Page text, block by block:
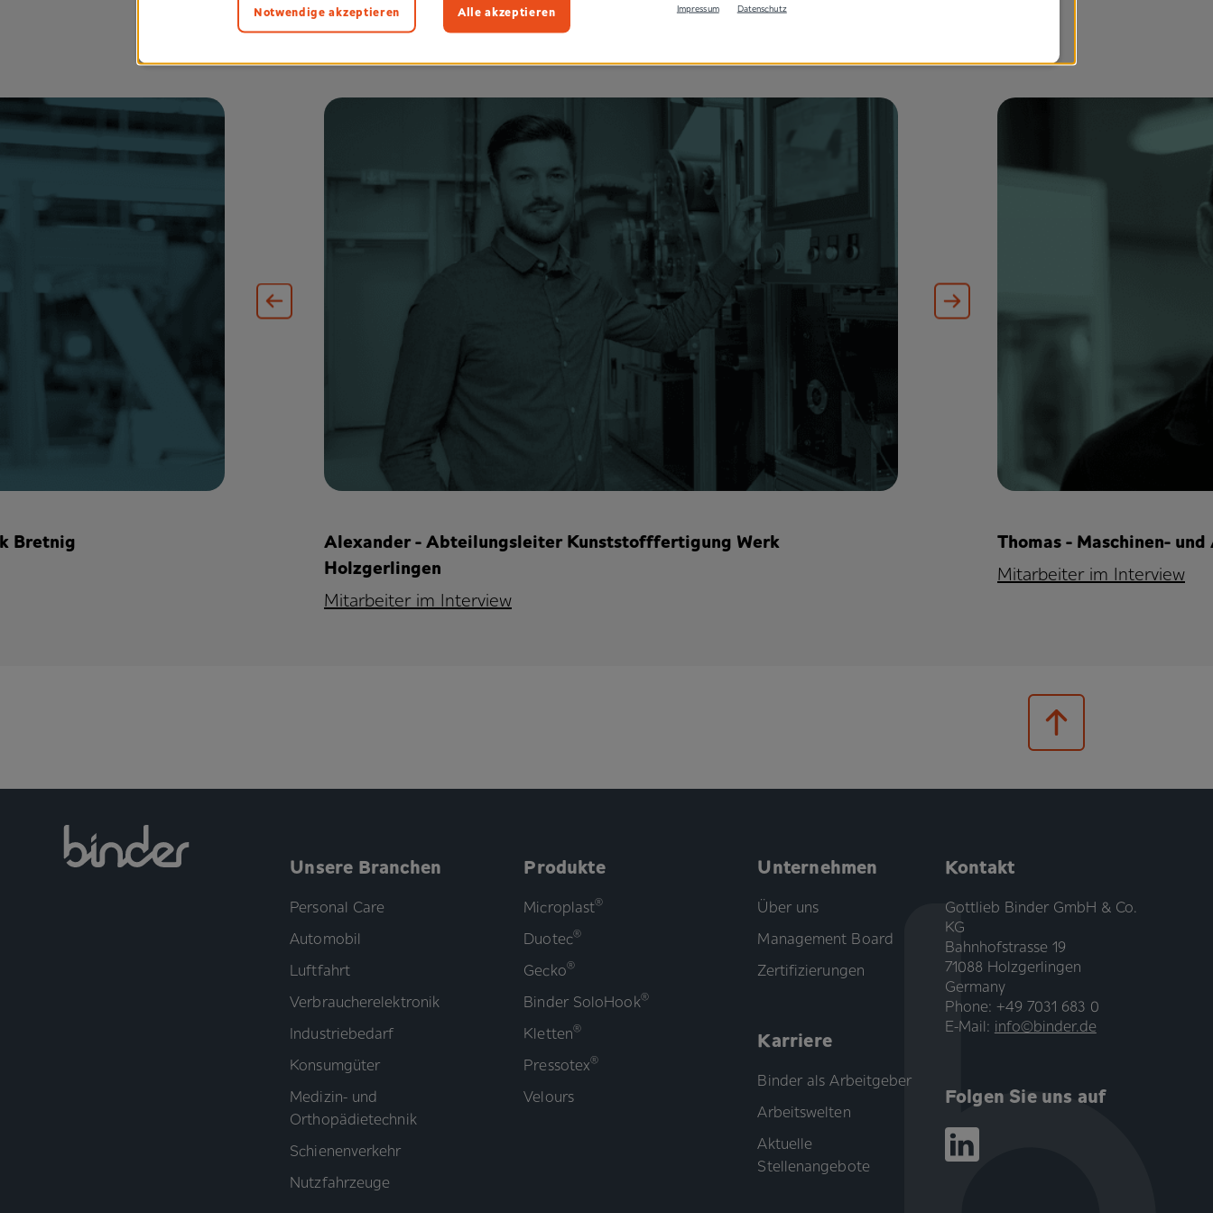
Produktion
Bretnig
Alexander - Abteilungsleiter Kunststofffertigung Werk
Holzgerlingen
Mitarbeiter im Interview
Thomas - Maschinen-
Mitarbeiter im Interview
Unsere Branchen
Personal Care
Automobil
Luftfahrt
Verbraucherelektronik
Industriebedarf
Konsumgüter
Medizin- und
Orthopädietechnik
Schienenverkehr
Nutzfahrzeuge
Produkte
Microplast®
Duotec®
Gecko®
Binder SoloHook®
Kletten®
Pressotex®
Velours
Unternehmen
Über uns
Management Board
Zertifizierungen
Karriere
Binder als Arbeitgeber
Arbeitswelten
Aktuelle
Stellenangebote
Kontakt
Gottlieb Binder GmbH & Co.
KG
Bahnhofstrasse 19
71088 Holzgerlingen
Germany
Phone: +49 7031 683 0
E-Mail: info©binder.de
Folgen Sie uns auf
Notwendige akzeptieren Alle akzeptieren Impressum Datenschutz